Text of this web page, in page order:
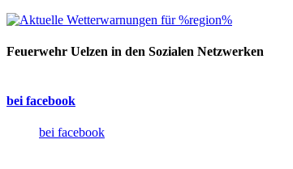
Feuerwehr Uelzen in den Sozialen Netzwerken
bei facebook
bei facebook